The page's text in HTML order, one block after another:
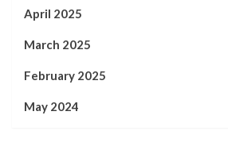
April 2025
March 2025
February 2025
May 2024